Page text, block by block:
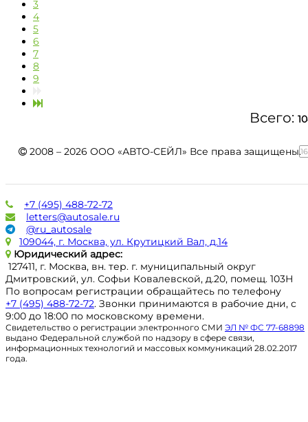
3
4
5
6
7
8
9
Всего:
2008 – 2026 ООО «АВТО-СЕЙЛ» Все права защищены.
+7 (495) 488-72-72
letters@autosale.ru
@ru_autosale
109044, г. Москва, ул. Крутицкий Вал, д.14
Юридический адрес:
127411, г. Москва, вн. тер. г. муниципальный округ
Дмитровский, ул. Софьи Ковалевской, д.20, помещ. 103Н
По вопросам регистрации обращайтесь по телефону
+7 (495) 488-72-72. Звонки принимаются в рабочие дни, с
9:00 до 18:00 по московскому времени.
Свидетельство о регистрации электронного СМИ ЭЛ № ФС 77-68898
выдано Федеральной службой по надзору в сфере связи,
информационных технологий и массовых коммуникаций 28.02.2017
года.